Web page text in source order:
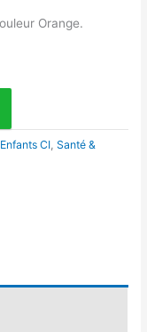
Orange.
CI,Santé &